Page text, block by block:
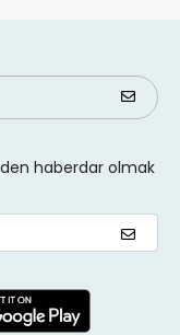
haberdar olmak